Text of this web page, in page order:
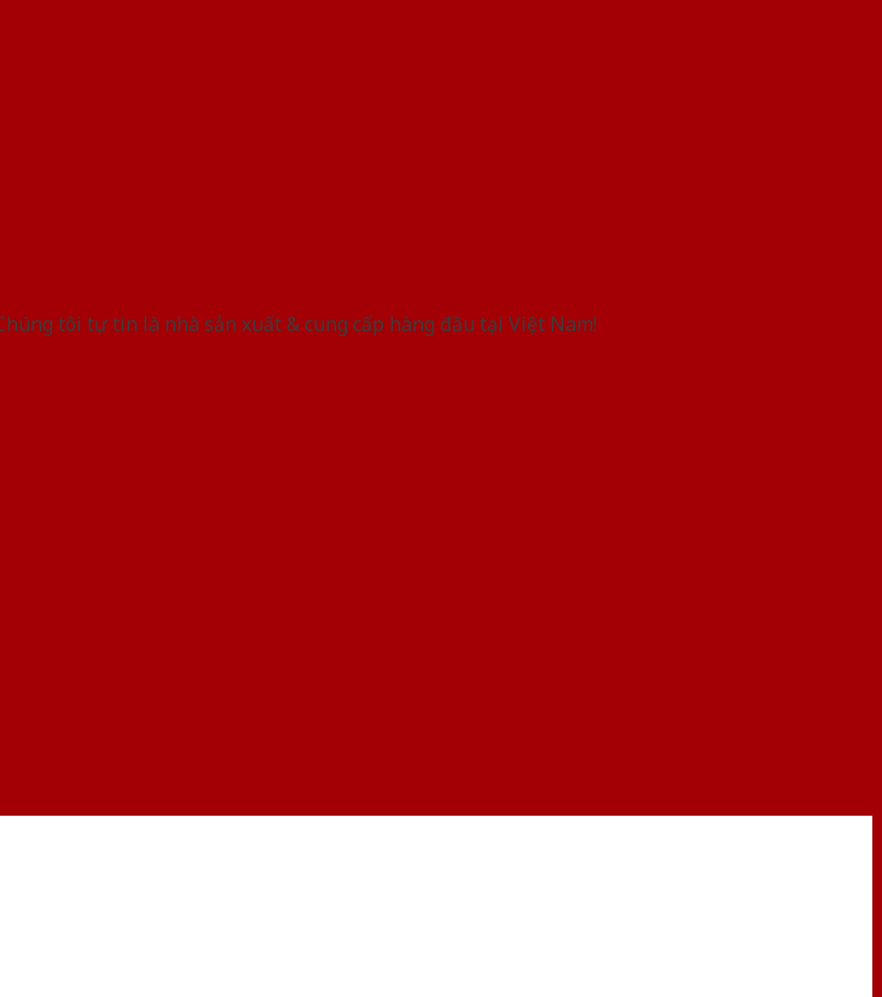
tôi tự tin là nhà sản xuất & cung cấp hàng đầu tại Việt Nam!